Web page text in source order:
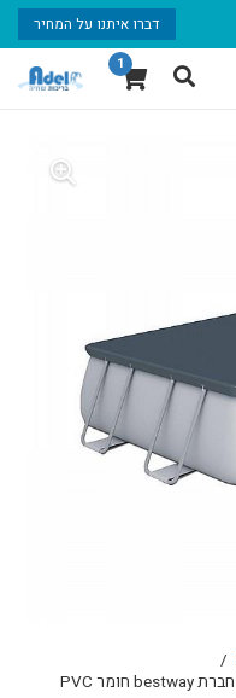
דברו איתנו על המחיר
1
/